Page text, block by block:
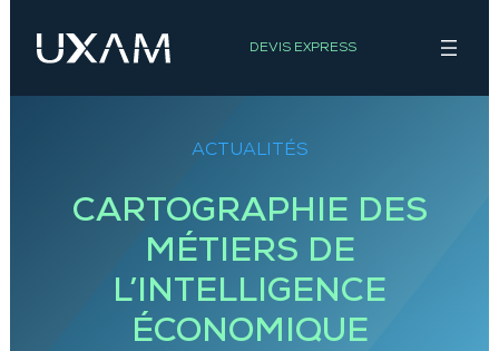
contenu
DEVIS EXPRESS
ACTUALITÉS
CARTOGRAPHIE DES
MÉTIERS DE
L’INTELLIGENCE
ÉCONOMIQUE